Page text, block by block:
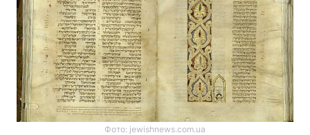
Фото: jewishnews.com.ua